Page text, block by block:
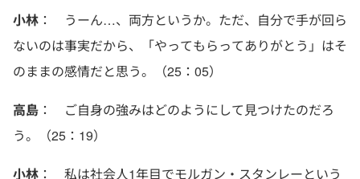
小林 ： うーん…、両方というか。ただ、自分で手が回ら
ないのは事実だから、「やってもらってありがとう」はそ
のままの感情だと思う。（25：05）
高島 ： ご自身の強みはどのようにして見つけたのだろ
う。（25：19）
小林 ： 私は社会人1年目でモルガン・スタンレーという